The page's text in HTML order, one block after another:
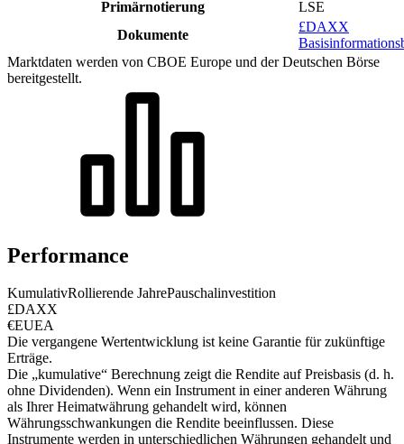
Primärnotierung
LSE
Dokumente
£DAXX
Marktdaten werden von CBOE Europe und der Deutschen Börse
bereitgestellt.
Performance
KumulativRollierende JahrePauschalinvestition
£DAXX
€EUEA
Die vergangene Wertentwicklung ist keine Garantie für zukünftige
Erträge.
Die „kumulative“ Berechnung zeigt die Rendite auf Preisbasis (d. h.
ohne Dividenden). Wenn ein Instrument in einer anderen Währung
als Ihrer Heimatwährung gehandelt wird, können
Währungsschwankungen die Rendite beeinflussen. Diese
Instrumente werden in unterschiedlichen Währungen gehandelt und